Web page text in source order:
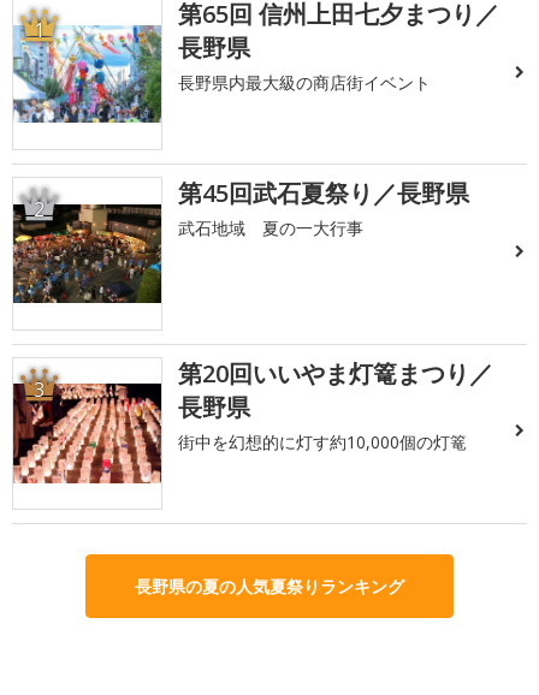
1
第65回 信州上田七夕まつり／
長野県
長野県内最大級の商店街イベント
2 第45回武石夏祭り／長野県
武石地域 夏の一大行事
3
第20回いいやま灯篭まつり／
長野県
街中を幻想的に灯す約10,000個の灯篭
長野県の夏の人気夏祭りランキング